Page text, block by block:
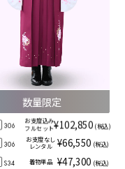
数量限定
306
お支度込み
フルセット¥102,850 (税込)
306
お支度なし
レンタル ¥66,550 (税込)
S34 着物単品 ¥47,300 (税込)